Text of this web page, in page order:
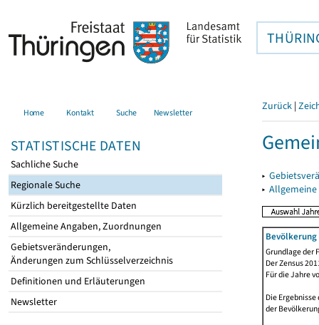
Home Kontakt Suche Newsletter
STATISTISCHE DATEN
Sachliche Suche
Regionale Suche
Kürzlich bereitgestellte Daten
Allgemeine Angaben, Zuordnungen
Gebietsveränderungen,
Änderungen zum Schlüsselverzeichnis
Definitionen und Erläuterungen
Newsletter
Zurück |
▸
▸
Grundlage der
Der Zensus
Für die Jahre
Die
der